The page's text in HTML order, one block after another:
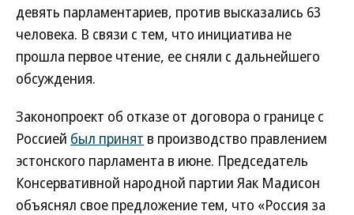
девять парламентариев, против высказались 63
человека. В связи с тем, что инициатива не
прошла первое чтение, ее сняли с дальнейшего
обсуждения.
Законопроект об отказе от договора о границе с
Россией был принят в производство правлением
эстонского парламента в июне. Председатель
Консервативной народной партии Яак Мадисон
объяснял свое предложение тем, что «Россия за